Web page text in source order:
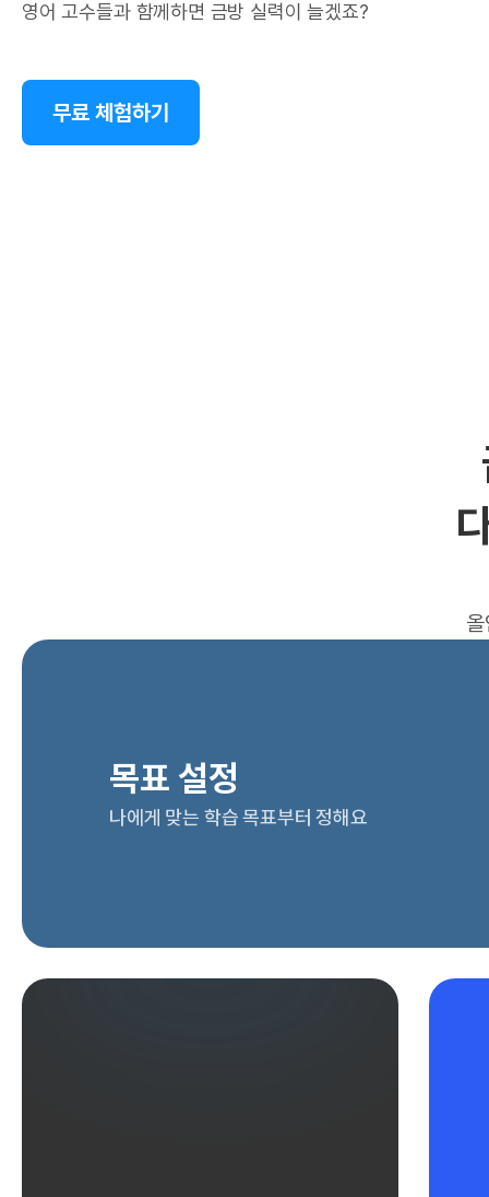
영어 고수들과 함께하면 금방 실력이 늘겠죠?
무료 체험하기
목표 설정
나에게 맞는 학습 목표부터 정해요